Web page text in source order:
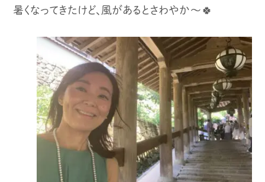
暑くなってきたけど、風があるとさわやか〜🍀